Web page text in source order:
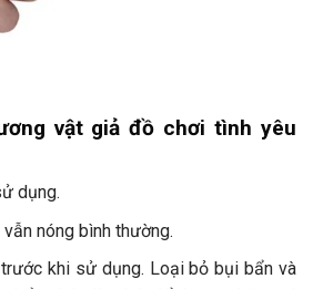
vật giả đồ chơi tình yêu
dụng.
nóng bình thường.
khi sử dụng. Loại bỏ bụi bẩn và